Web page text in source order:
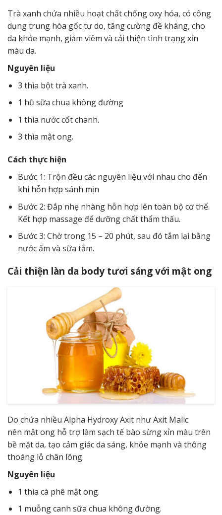
Trà xanh chứa nhiều hoạt chất chống oxy hóa, có công
dụng trung hòa gốc tự do, tăng cường đề kháng, cho
da khỏe mạnh, giảm viêm và cải thiện tình trạng xỉn
màu da.
Nguyên liệu
3 thìa bột trà xanh.
1 hũ sữa chua không đường
1 thìa nước cốt chanh.
3 thìa mật ong.
Cách thực hiện
Bước 1: Trộn đều các nguyên liệu với nhau cho đến
khi hỗn hợp sánh mịn
Bước 2: Đắp nhẹ nhàng hỗn hợp lên toàn bộ cơ thể.
Kết hợp massage để dưỡng chất thẩm thấu.
Bước 3: Chờ trong 15 – 20 phút, sau đó tắm lại bằng
nước ấm và sữa tắm.
Cải thiện làn da body tươi sáng với mật ong
Do chứa nhiều Alpha Hydroxy Axit như Axit Malic
nên mật ong hỗ trợ làm sạch tế bào sừng xỉn màu trên
bề mặt da, tạo cảm giác da sáng, khỏe mạnh và thông
thoáng lỗ chân lông.
Nguyên liệu
1 thìa cà phê mật ong.
1 muỗng canh sữa chua không đường.